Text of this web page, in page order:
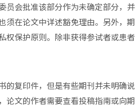
员会批准该部分作为未确定部分，并
须在论文中详述豁免理由。另外，期
权保护原则。除非获得参试者或患者
的复印件，但是有些期刊并未明确说
论文的作者需要查看投稿指南或向期